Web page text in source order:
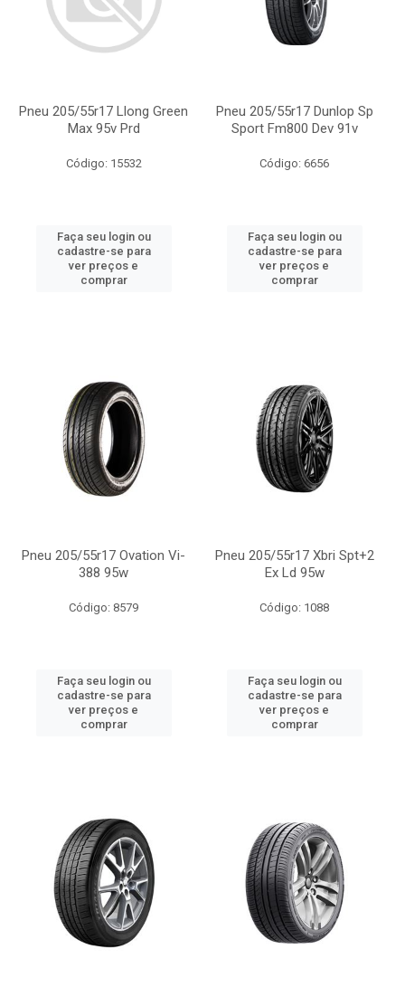
Pneu 205/55r17 Llong Green
Max 95v Prd
Código: 15532
Faça seu login ou
cadastre-se para
ver preços e
comprar
Pneu 205/55r17 Dunlop Sp
Sport Fm800 Dev 91v
Código: 6656
Faça seu login ou
cadastre-se para
ver preços e
comprar
Pneu 205/55r17 Ovation Vi-
388 95w
Código: 8579
Faça seu login ou
cadastre-se para
ver preços e
comprar
Pneu 205/55r17 Xbri Spt+2
Ex Ld 95w
Código: 1088
Faça seu login ou
cadastre-se para
ver preços e
comprar